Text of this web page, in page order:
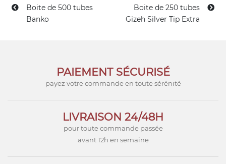
Boite de 500 tubes
Banko
Boite de 250 tubes
Gizeh Silver Tip Extra
PAIEMENT SÉCURISÉ
payez votre commande en toute sérénité
LIVRAISON 24/48H
pour toute commande passée
avant 12h en semaine